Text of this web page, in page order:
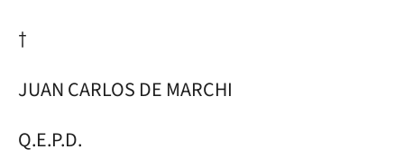
†
JUAN CARLOS DE MARCHI
Q.E.P.D.